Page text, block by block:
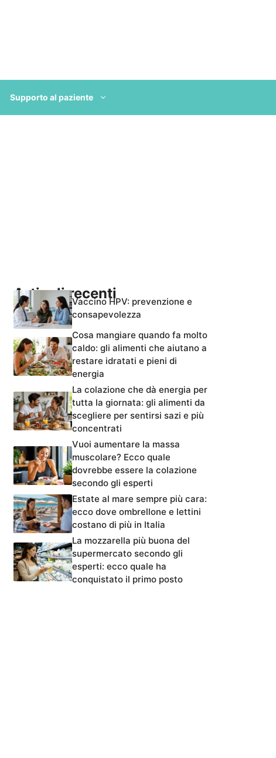
Supporto al paziente
Articoli recentiVaccino HPV: prevenzione e
consapevolezza
Cosa mangiare quando fa molto
caldo: gli alimenti che aiutano a
restare idratati e pieni di
energia
La colazione che dà energia per
tutta la giornata: gli alimenti da
scegliere per sentirsi sazi e più
concentrati
Vuoi aumentare la massa
muscolare? Ecco quale
dovrebbe essere la colazione
secondo gli esperti
Estate al mare sempre più cara:
ecco dove ombrellone e lettini
costano di più in Italia
La mozzarella più buona del
supermercato secondo gli
esperti: ecco quale ha
conquistato il primo posto